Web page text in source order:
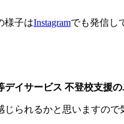
様子はInstagramでも発信し
デイサービス 不登校支援
じられるかと思いますの